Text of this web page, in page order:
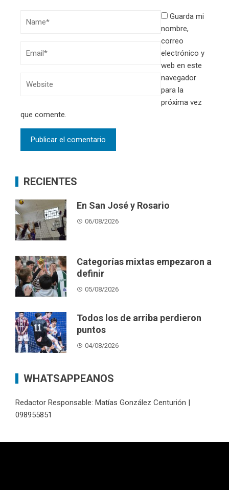
Guarda mi
nombre,
correo
electrónico y
web en este
navegador
para la
próxima vez
que comente.
RECIENTES
En San José y Rosario
06/08/2026
Categorías mixtas empezaron a
definir
05/08/2026
Todos los de arriba perdieron
puntos
04/08/2026
WHATSAPPEANOS
Redactor Responsable: Matías González Centurión |
098955851